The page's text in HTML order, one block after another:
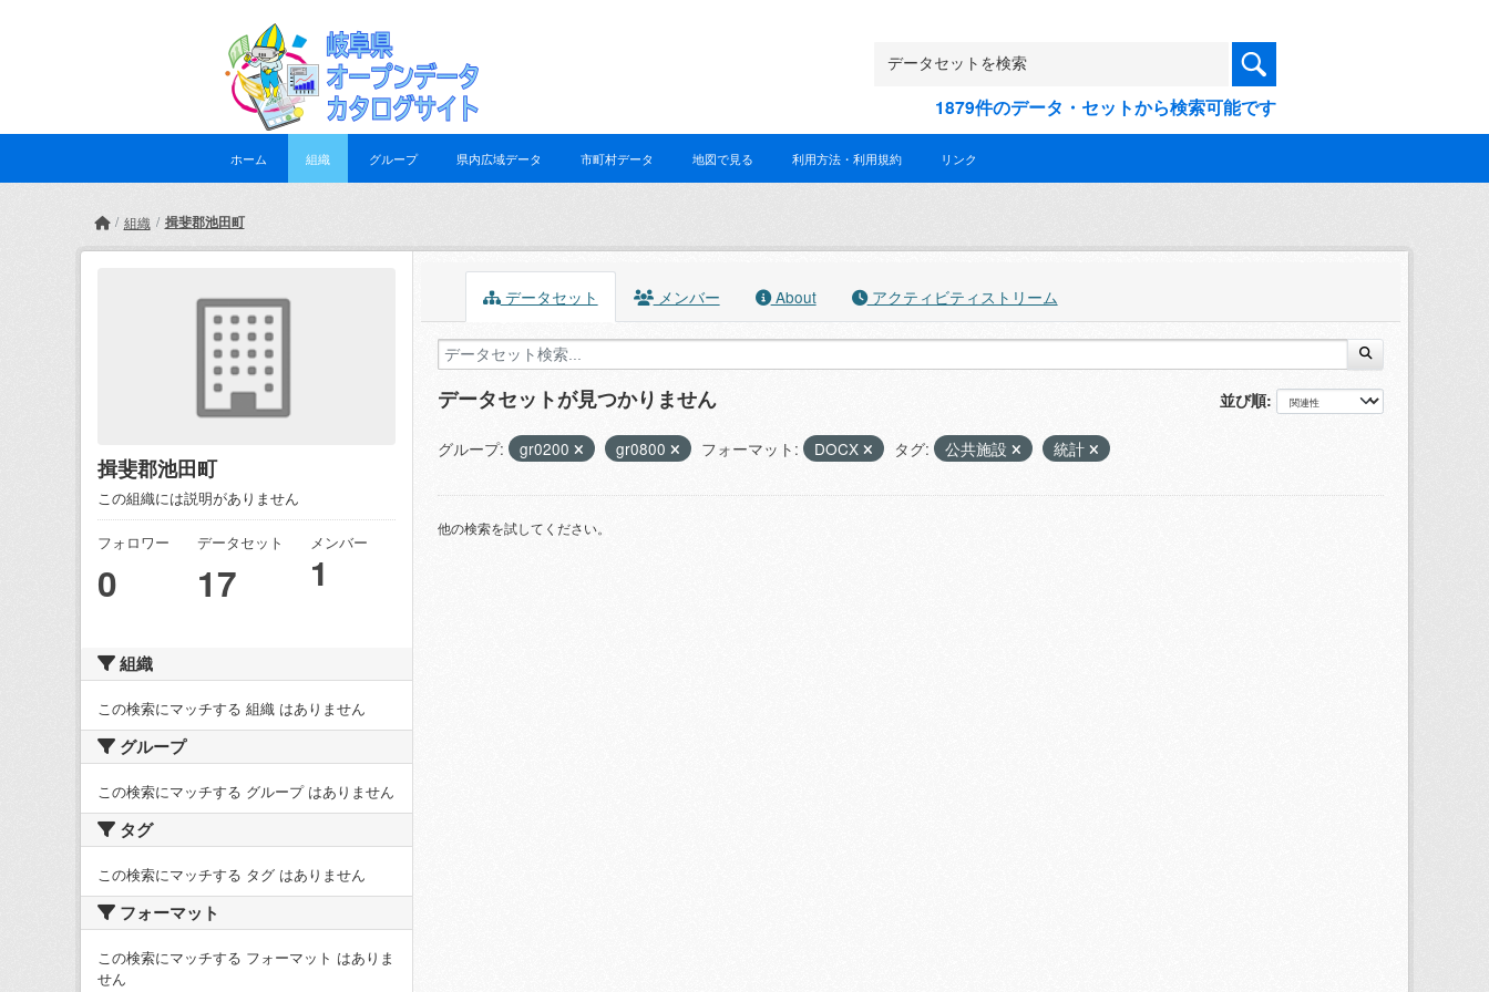
1879件のデータ・セットから検索可能です
ホーム 組織 グループ 県内広域データ 市町村データ 地図で見る 利用方法・利用規約 リンク
組織 揖斐郡池田町
揖斐郡池田町
この組織には説明がありません
フォロワー
0
データセット
17
メンバー
1
組織
この検索にマッチする 組織 はありません
グループ
この検索にマッチする グループ はありません
タグ
この検索にマッチする タグ はありません
フォーマット
この検索にマッチする フォーマット はありま
せん
データセット メンバー About アクティビティストリーム
並び順
データセットが見つかりません
グループ: gr0200 gr0800 フォーマット: DOCX タグ: 公共施設 統計
他の検索を試してください。